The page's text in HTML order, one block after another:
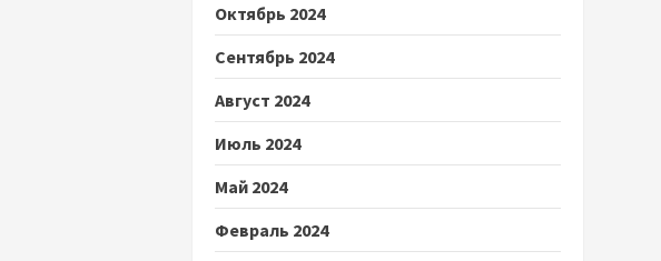
Октябрь 2024
Сентябрь 2024
Август 2024
Июль 2024
Май 2024
Февраль 2024